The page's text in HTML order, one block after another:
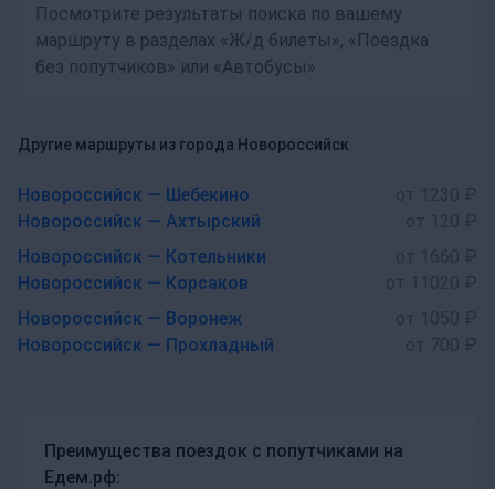
Посмотрите результаты поиска по вашему
маршруту в разделах «Ж/д билеты», «Поездка
без попутчиков» или «Автобусы»
Другие маршруты из города Новороссийск
Новороссийск — Шебекино
Новороссийск — Ахтырский
Новороссийск — Котельники
Новороссийск — Корсаков
Новороссийск — Воронеж
Новороссийск — Прохладный
Преимущества поездок с попутчиками на
Едем.рф: